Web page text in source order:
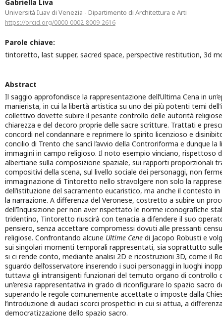
Gabriella Liva
Università Iuav di Venezia - Dipartimento di Architettura e Arti
https://orcid.org/0000-0002-8009-2616
Parole chiave:
tintoretto, last supper, sacred space, perspective restitution, 3d
Abstract
Il saggio approfondisce la rappresentazione dell’Ultima Cena in
manierista, in cui la libertà artistica su uno dei più potenti temi
collettivo dovette subire il pesante controllo delle autorità
chiarezza e del decoro proprie delle sacre scritture. Trattati e
concordi nel condannare e reprimere lo spirito licenzioso e
concilio di Trento che sancì l’avvio della Controriforma e dunque la
immagini in campo religioso. Il noto esempio vinciano, rispettoso
albertiane sulla composizione spaziale, sui rapporti proporzionali
compositivi della scena, sul livello sociale dei personaggi, non
immaginazione di Tintoretto nello stravolgere non solo la
dell’istituzione del sacramento eucaristico, ma anche il contesto
la narrazione. A differenza del Veronese, costretto a subire un
dell’Inquisizione per non aver rispettato le norme iconografiche
tridentino, Tintoretto riuscirà con tenacia a difendere il suo
pensiero, senza accettare compromessi dovuti alle pressanti
religiose. Confrontando alcune Ultime Cene di Jacopo Robusti e
sui singolari momenti temporali rappresentati, sia soprattutto
si ci rende conto, mediante analisi 2D e ricostruzioni 3D, come il
sguardo dell’osservatore inserendo i suoi personaggi in luoghi
tuttavia gli intransigenti funzionari del temuto organo di controllo
un’eresia rappresentativa in grado di riconfigurare lo spazio sacro
superando le regole comunemente accettate o imposte dalla
l’introduzione di audaci scorci prospettici in cui si attua, a
democratizzazione dello spazio sacro.